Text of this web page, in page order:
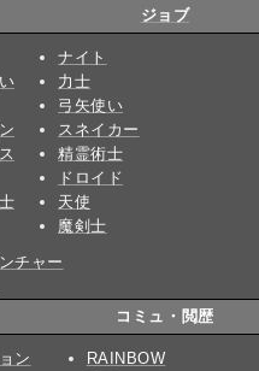
ジョブ
ナイト
力士
弓矢使い
スネイカー
精霊術士
ドロイド
天使
魔剣士
チャー
コミュ・閲歴
ン
RAINBOW